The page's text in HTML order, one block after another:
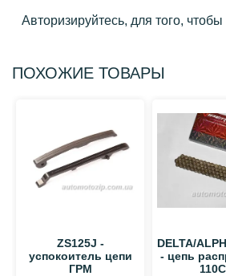
Авторизируйтесь, для того,
ПОХОЖИЕ ТОВАРЫ
ZS125J -
успокоитель цепи
ГРМ
DELTA/
- цепь